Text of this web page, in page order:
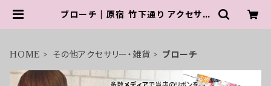
ブローチ | 原宿 竹下通り アクセサリ
HOME
その他アクセサリー・雑貨 ブローチ